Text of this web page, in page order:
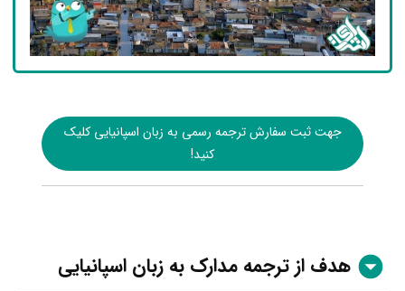
جهت ثبت سفارش ترجمه رسمی به زبان اسپانیایی کلیک
کنید!
هدف از ترجمه مدارک به زبان اسپانیایی